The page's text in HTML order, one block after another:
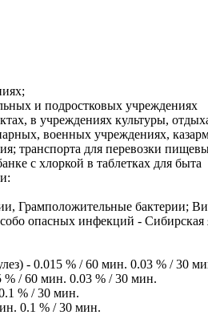
и подростковых учреждениях
в учреждениях культуры,
военных учреждениях,
транспорта для перевозки
с хлоркой в таблетках для быта
Грамположительные
опасных инфекций -
- 0.015 % / 60 мин. 0.03 % / 30
% / 60 мин. 0.03 % / 30 мин.
% / 30 мин.
0.1 % / 30 мин.